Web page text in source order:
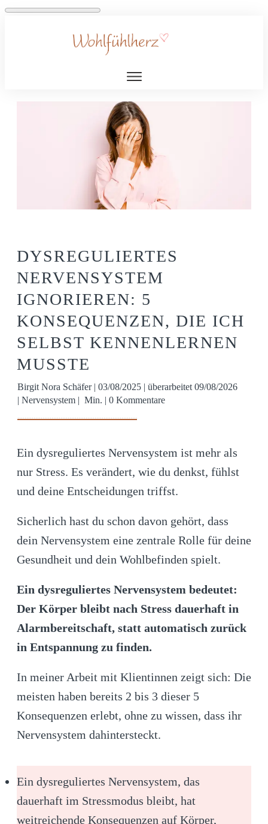
DYSREGULIERTES
NERVENSYSTEM
IGNORIEREN: 5
KONSEQUENZEN, DIE ICH
SELBST KENNENLERNEN
MUSSTE
Birgit Nora Schäfer| 03/08/2025 | überarbeitet 09/08/2026
| Nervensystem | Min. | 0 Kommentare
Ein dysreguliertes Nervensystem ist mehr als
nur Stress. Es verändert, wie du denkst, fühlst
und deine Entscheidungen triffst.
Sicherlich hast du schon davon gehört, dass
dein Nervensystem eine zentrale Rolle für deine
Gesundheit und dein Wohlbefinden spielt.
Ein dysreguliertes Nervensystem bedeutet:
Der Körper bleibt nach Stress dauerhaft in
Alarmbereitschaft, statt automatisch zurück
in Entspannung zu finden.
In meiner Arbeit mit Klientinnen zeigt sich: Die
meisten haben bereits 2 bis 3 dieser 5
Konsequenzen erlebt, ohne zu wissen, dass ihr
Nervensystem dahintersteckt.
Ein dysreguliertes Nervensystem, das
dauerhaft im Stressmodus bleibt, hat
weitreichende Konsequenzen auf Körper,